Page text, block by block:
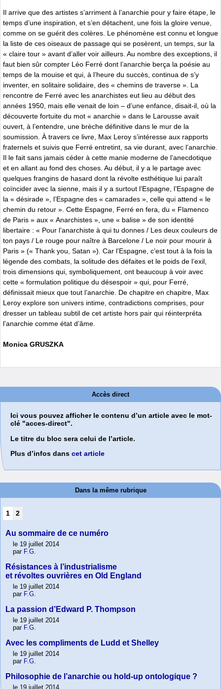
Il arrive que des artistes s’arriment à l’anarchie pour y faire étape, le
temps d’une inspiration, et s’en détachent, une fois la gloire venue,
comme on se guérit des colères. Le phénomène est connu et longue
la liste de ces oiseaux de passage qui se posèrent, un temps, sur la
« claire tour » avant d’aller voir ailleurs. Au nombre des exceptions, il
faut bien sûr compter Léo Ferré dont l’anarchie berça la poésie au
temps de la mouise et qui, à l’heure du succès, continua de s’y
inventer, en solitaire solidaire, des « chemins de traverse ». La
rencontre de Ferré avec les anarchistes eut lieu au début des
années 1950, mais elle venait de loin – d’une enfance, disait-il, où la
découverte fortuite du mot « anarchie » dans le Larousse avait
ouvert, à l’entendre, une brèche définitive dans le mur de la
soumission. À travers ce livre, Max Leroy s’intéresse aux rapports
fraternels et suivis que Ferré entretint, sa vie durant, avec l’anarchie.
Il le fait sans jamais céder à cette manie moderne de l’anecdotique
et en allant au fond des choses. Au début, il y a le partage avec
quelques frangins de hasard dont la révolte esthétique lui paraît
coïncider avec la sienne, mais il y a surtout l’Espagne, l’Espagne de
la « désirade », l’Espagne des « camarades », celle qui attend « le
chemin du retour ». Cette Espagne, Ferré en fera, du « Flamenco
de Paris » aux « Anarchistes », une « balise » de son identité
libertaire : « Pour l’anarchiste à qui tu donnes / Les deux couleurs de
ton pays / Le rouge pour naître à Barcelone / Le noir pour mourir à
Paris » (« Thank you, Satan »). Car l’Espagne, c’est tout à la fois la
légende des combats, la solitude des défaites et le poids de l’exil,
trois dimensions qui, symboliquement, ont beaucoup à voir avec
cette « formulation politique du désespoir » qui, pour Ferré,
définissait mieux que tout l’anarchie. De chapitre en chapitre, Max
Leroy explore son univers intime, contradictions comprises, pour
dresser un tableau subtil de cet artiste hors pair qui réinterpréta
l’anarchie comme état d’âme.
Monica GRUSZKA
Accès direct
Ici vous pouvez afficher le contenu d’un article avec le mot-
clé "acces-direct".
Le titre du bloc sera celui de l’article.
Plus d’infos dans cet article
Dans la même rubrique
1 2
Au sommaire de ce numéro
le 19 juillet 2014
par F.G.
Résistances à l’industrialisme
et révoltes ouvrières en Old England
le 19 juillet 2014
par F.G.
La passion d’Edward P. Thompson
le 19 juillet 2014
par F.G.
Avec les compliments de Ludd et Shelley
le 19 juillet 2014
par F.G.
Philosophie de l’anarchie ou hold-up ontologique ?
le 19 juillet 2014